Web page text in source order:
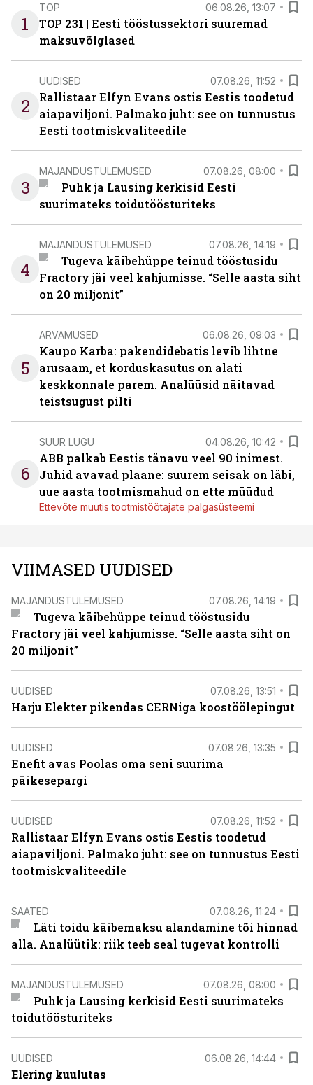
1
TOP 06.08.26, 13:07
TOP 231 | Eesti tööstussektori suuremad
maksuvõlglased
2
UUDISED 07.08.26, 11:52
Rallistaar Elfyn Evans ostis Eestis toodetud
aiapaviljoni. Palmako juht: see on tunnustus
Eesti tootmiskvaliteedile
3
MAJANDUSTULEMUSED 07.08.26, 08:00
Puhk ja Lausing kerkisid Eesti
suurimateks toidutöösturiteks
4
MAJANDUSTULEMUSED 07.08.26, 14:19
Tugeva käibehüppe teinud tööstusidu
Fractory jäi veel kahjumisse. “Selle aasta siht
on 20 miljonit”
5
ARVAMUSED 06.08.26, 09:03
Kaupo Karba: pakendidebatis levib lihtne
arusaam, et korduskasutus on alati
keskkonnale parem. Analüüsid näitavad
teistsugust pilti
6
SUUR LUGU 04.08.26, 10:42
ABB palkab Eestis tänavu veel 90 inimest.
Juhid avavad plaane: suurem seisak on läbi,
uue aasta tootmismahud on ette müüdud
Ettevõte muutis tootmistöötajate palgasüsteemi
VIIMASED UUDISED
MAJANDUSTULEMUSED 07.08.26, 14:19
Tugeva käibehüppe teinud tööstusidu
Fractory jäi veel kahjumisse. “Selle aasta siht on
20 miljonit”
UUDISED 07.08.26, 13:51
Harju Elekter pikendas CERNiga koostöölepingut
UUDISED 07.08.26, 13:35
Enefit avas Poolas oma seni suurima
päikesepargi
UUDISED 07.08.26, 11:52
Rallistaar Elfyn Evans ostis Eestis toodetud
aiapaviljoni. Palmako juht: see on tunnustus Eesti
tootmiskvaliteedile
SAATED 07.08.26, 11:24
Läti toidu käibemaksu alandamine tõi hinnad
alla. Analüütik: riik teeb seal tugevat kontrolli
MAJANDUSTULEMUSED 07.08.26, 08:00
Puhk ja Lausing kerkisid Eesti suurimateks
toidutöösturiteks
UUDISED 06.08.26, 14:44
Elering kuulutas